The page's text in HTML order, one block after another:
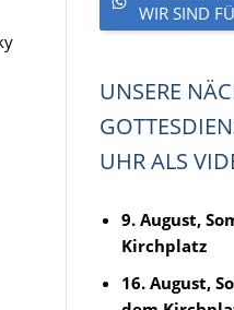
WIR SIND
UNSERE
UHR ALS
9. August,
Kirchplatz
16. August,